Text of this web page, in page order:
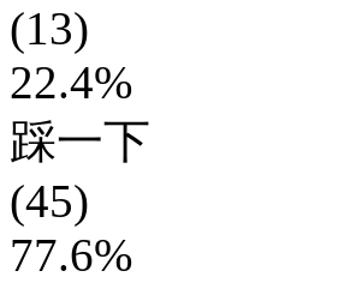
(13)
22.4%
踩一下
(45)
77.6%